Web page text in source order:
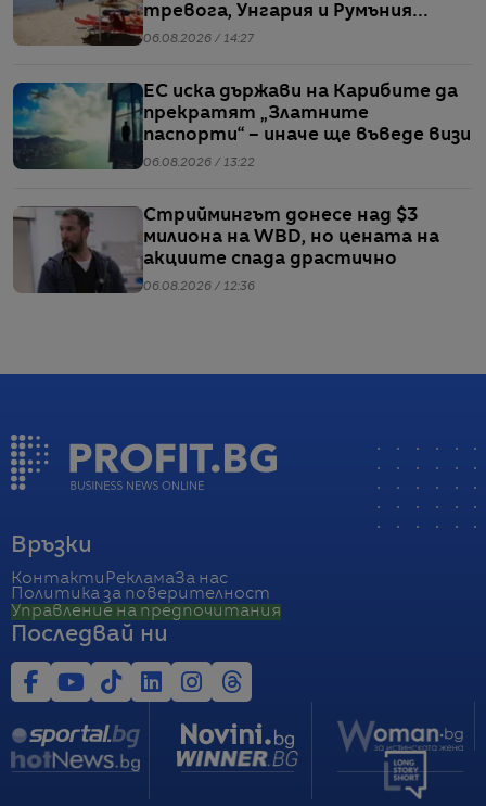
тревога, Унгария и Румъния
пестят електричество
06.08.2026 / 14:27
ЕС иска държави на Карибите да
прекратят „Златните
паспорти“ – иначе ще въведе визи
06.08.2026 / 13:22
Стриймингът донесе над $3
милиона на WBD, но цената на
акциите спада драстично
06.08.2026 / 12:36
Връзки
Контакти РекламаЗа нас
Политика за поверителност
Управление на предпочитания
Последвай ни